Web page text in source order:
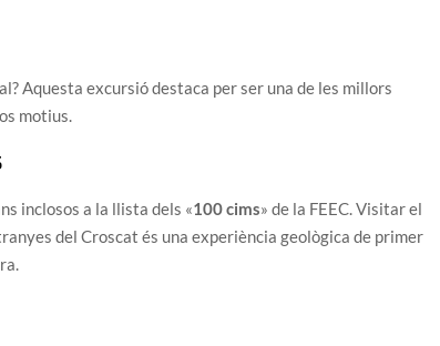
Aquesta excursió destaca per ser una de les millors
motius.
inclosos a la llista dels «100 cims» de la FEEC. Visitar el
del Croscat és una experiència geològica de primer